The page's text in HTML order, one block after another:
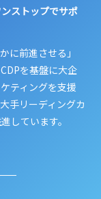
ストップでサポ
に前進させる」
を基盤に大企
ティングを支援
手リーディングカ
しています。